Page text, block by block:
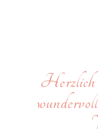
Herzlich